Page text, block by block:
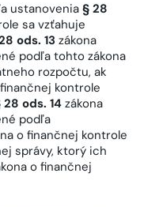
ustanovenia § 28
sa vzťahuje
ods. 13 zákona
podľa tohto zákona
rozpočtu, ak
kontrole
28 ods. 14 zákona
podľa
o finančnej kontrole
správy, ktorý ich
o finančnej